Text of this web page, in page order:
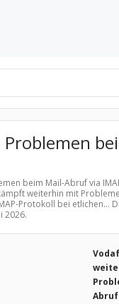
beim Mail-Abruf via
weiterhin mit
Protokoll bei etlichen...
2026.
Abruf